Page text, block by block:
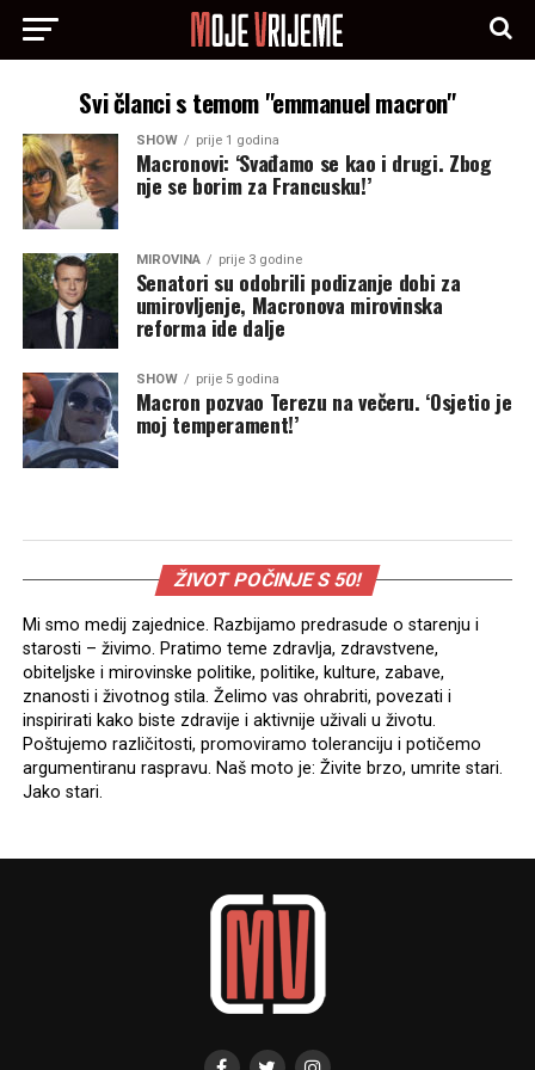
Svi članci s temom "emmanuel macron"
SHOW prije 1 godina
Macronovi: ‘Svađamo se kao i drugi. Zbog
nje se borim za Francusku!’
MIROVINA prije 3 godine
Senatori su odobrili podizanje dobi za
umirovljenje, Macronova mirovinska
reforma ide dalje
SHOW prije 5 godina
Macron pozvao Terezu na večeru. ‘Osjetio je
moj temperament!’
ŽIVOT POČINJE S 50!
Mi smo medij zajednice. Razbijamo predrasude o starenju i
starosti – živimo. Pratimo teme zdravlja, zdravstvene,
obiteljske i mirovinske politike, politike, kulture, zabave,
znanosti i životnog stila. Želimo vas ohrabriti, povezati i
inspirirati kako biste zdravije i aktivnije uživali u životu.
Poštujemo različitosti, promoviramo toleranciju i potičemo
argumentiranu raspravu. Naš moto je: Živite brzo, umrite stari.
Jako stari.